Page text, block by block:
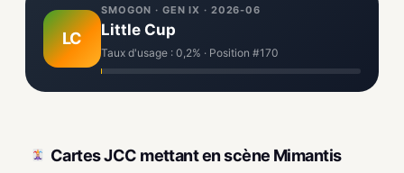
LC
SMOGON · GEN IX · 2026-06
Little Cup
Taux d'usage : 0,2% · Position #170
Cartes JCC mettant en scène Mimantis